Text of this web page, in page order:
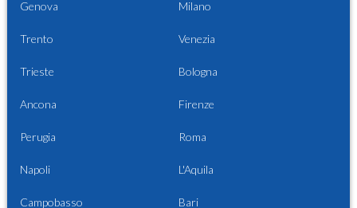
Genova Milano
Trento Venezia
Trieste Bologna
Ancona Firenze
Perugia Roma
Napoli L'Aquila
Campobasso Bari